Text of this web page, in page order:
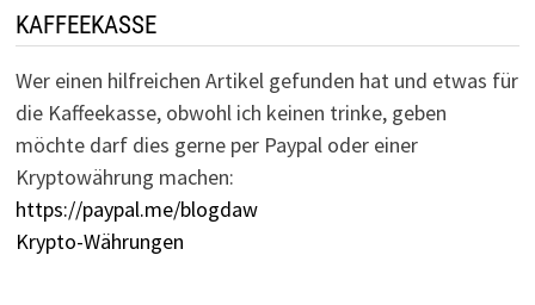
KAFFEEKASSE
Wer einen hilfreichen Artikel gefunden hat und etwas für
die Kaffeekasse, obwohl ich keinen trinke, geben
möchte darf dies gerne per Paypal oder einer
Kryptowährung machen:
https://paypal.me/blogdaw
Krypto-Währungen